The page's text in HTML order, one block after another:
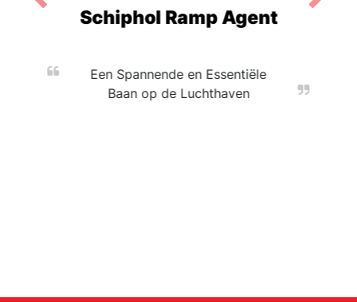
Schiphol Ramp Agent
Een Spannende en Essentiële
Baan op de Luchthaven